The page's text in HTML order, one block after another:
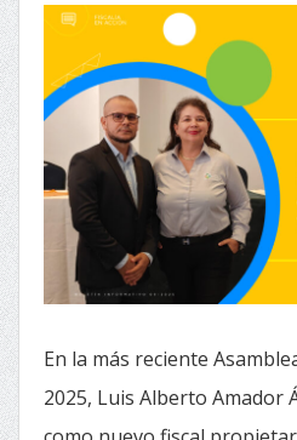
En la más reciente
2025, Luis Alberto Amador